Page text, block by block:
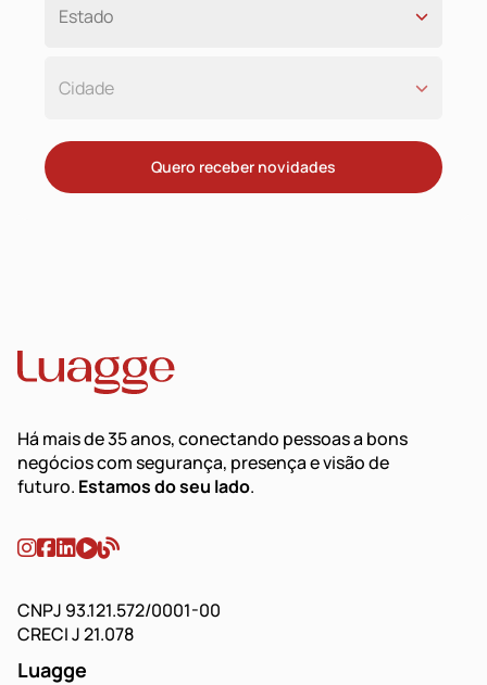
Quero receber novidades
Há mais de 35 anos, conectando pessoas a bons
negócios com segurança, presença e visão de
futuro. Estamos do seu lado.
CNPJ 93.121.572/0001-00
CRECI J 21.078
Luagge